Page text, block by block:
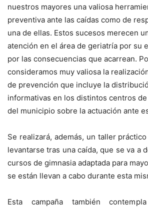
nuestros mayores una valiosa
preventiva ante las caídas como de
una de ellas. Estos sucesos merecen
atención en el área de geriatría por su
por las consecuencias que acarrean.
consideramos muy valiosa la
de prevención que incluye la
informativas en los distintos centros
del municipio sobre la actuación ante
Se realizará, además, un taller
levantarse tras una caída, que se va a
cursos de gimnasia adaptada para
se están llevan a cabo durante esta
Esta campaña también